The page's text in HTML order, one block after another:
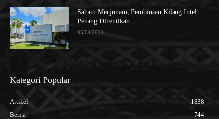
Saham Menjunam, Pembinaan Kilang Intel
Penang Dihentikan
05/09/2024
Kategori Popular
Artikel
1838
Berita
744